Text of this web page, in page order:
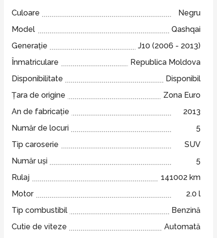
Culoare
Negru
Model
Qashqai
Generație
J10 (2006 - 2013)
Înmatriculare
Republica Moldova
Disponibilitate
Disponibil
Țara de origine
Zona Euro
An de fabricație
2013
Număr de locuri
5
Tip caroserie
SUV
Număr uși
5
Rulaj
141002 km
Motor
2.0 l
Tip combustibil
Benzină
Cutie de viteze
Automată